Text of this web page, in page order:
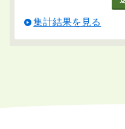
集計結果を見る